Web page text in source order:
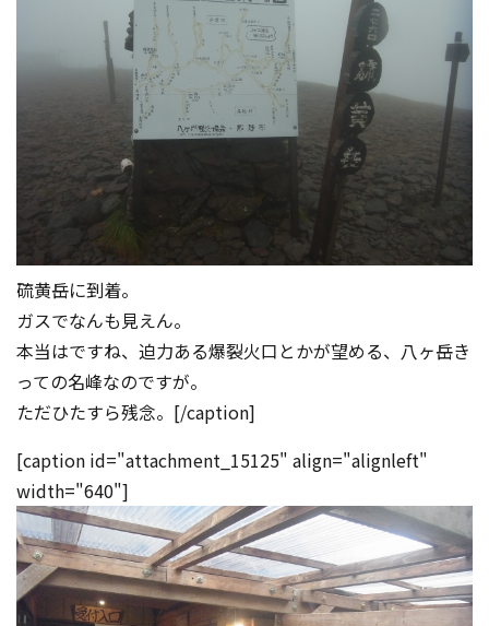
硫黄岳に到着。
ガスでなんも見えん。
本当はですね、迫力ある爆裂火口とかが望める、八ヶ岳き
っての名峰なのですが。
ただひたすら残念。[/caption]
[caption id="attachment_15125" align="alignleft"
width="640"]